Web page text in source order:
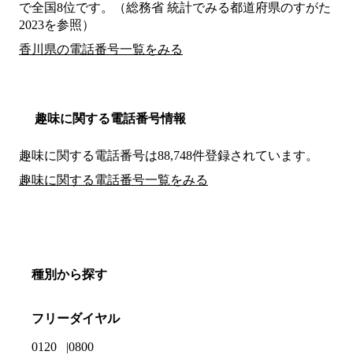
で全国8位です。（総務省 統計でみる都道府県のすがた
2023を参照）
香川県の電話番号一覧をみる
趣味に関する電話番号情報
趣味に関する電話番号は88,748件登録されています。
趣味に関する電話番号一覧をみる
種別から探す
フリーダイヤル
0120 0800